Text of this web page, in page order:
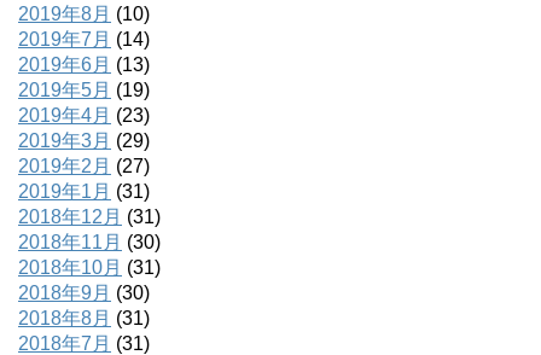
2019年8月 (10)
2019年7月 (14)
2019年6月 (13)
2019年5月 (19)
2019年4月 (23)
2019年3月 (29)
2019年2月 (27)
2019年1月 (31)
2018年12月 (31)
2018年11月 (30)
2018年10月 (31)
2018年9月 (30)
2018年8月 (31)
2018年7月 (31)